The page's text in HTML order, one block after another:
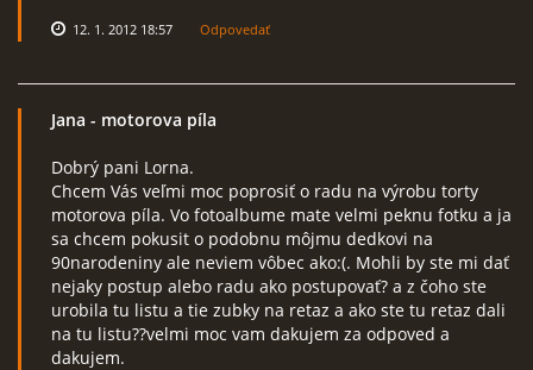
12. 1. 2012 18:57 Odpovedať
Jana - motorova píla
Dobrý pani Lorna.
Chcem Vás veľmi moc poprosiť o radu na výrobu torty
motorova píla. Vo fotoalbume mate velmi peknu fotku a ja
sa chcem pokusit o podobnu môjmu dedkovi na
90narodeniny ale neviem vôbec ako:(. Mohli by ste mi dať
nejaky postup alebo radu ako postupovať? a z čoho ste
urobila tu listu a tie zubky na retaz a ako ste tu retaz dali
na tu listu??velmi moc vam dakujem za odpoved a
dakujem.